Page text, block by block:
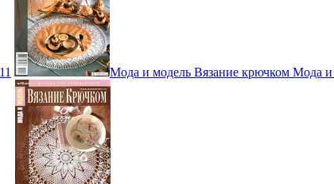
Мода и модель Вязание крючком Мода и